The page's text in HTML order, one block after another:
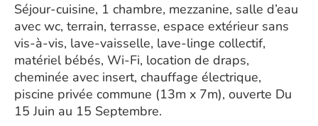
Séjour-cuisine, 1 chambre, mezzanine, salle d’eau
avec wc, terrain, terrasse, espace extérieur sans
vis-à-vis, lave-vaisselle, lave-linge collectif,
matériel bébés, Wi-Fi, location de draps,
cheminée avec insert, chauffage électrique,
piscine privée commune (13m x 7m), ouverte Du
15 Juin au 15 Septembre.